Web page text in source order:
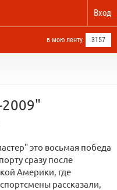
Вход
в мою ленту 3157
это восьмая победа
сразу после
Америки, где
рассказали,